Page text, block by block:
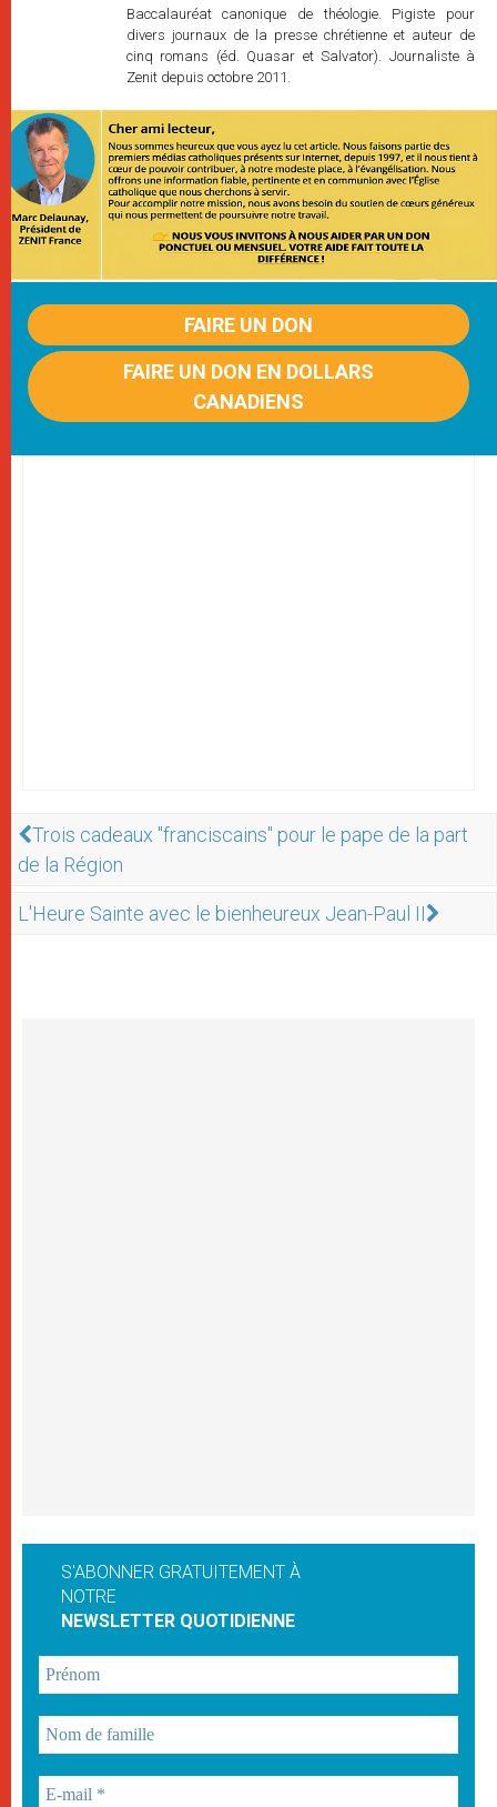
Baccalauréat canonique de théologie. Pigiste pour
divers journaux de la presse chrétienne et auteur de
cinq romans (éd. Quasar et Salvator). Journaliste à
Zenit depuis octobre 2011.
FAIRE UN DON
FAIRE UN DON EN DOLLARS
CANADIENS
Trois cadeaux "franciscains" pour le pape de la part
de la Région
L'Heure Sainte avec le bienheureux Jean-Paul II
S'ABONNER GRATUITEMENT À
NOTRE
NEWSLETTER QUOTIDIENNE